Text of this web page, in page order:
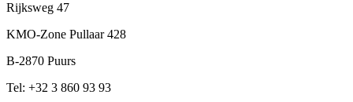
Rijksweg 47
KMO-Zone Pullaar 428
B-2870 Puurs
Tel: +32 3 860 93 93